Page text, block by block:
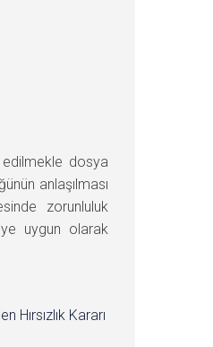
dosya
anlaşılması
zorunluluk
uygun olarak
Hırsızlık Kararı